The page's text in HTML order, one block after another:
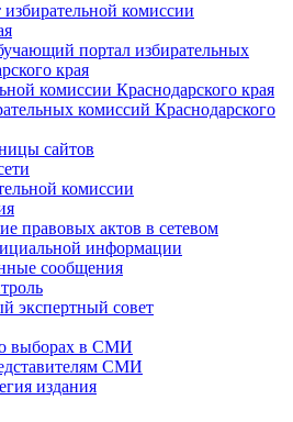
комиссии
портал избирательных
края
комиссии Краснодарского края
комиссий Краснодарского
сайтов
комиссии
правовых актов в сетевом
информации
сообщения
экспертный совет
выборах в СМИ
СМИ
издания